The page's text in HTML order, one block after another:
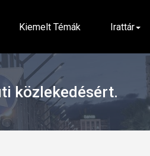
Kiemelt Témák Irattár
közlekedésért.